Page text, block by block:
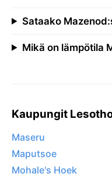
Sataako
Mikä on lämpötila
Kaupungit
Maseru
Maputsoe
Mohale's Hoek